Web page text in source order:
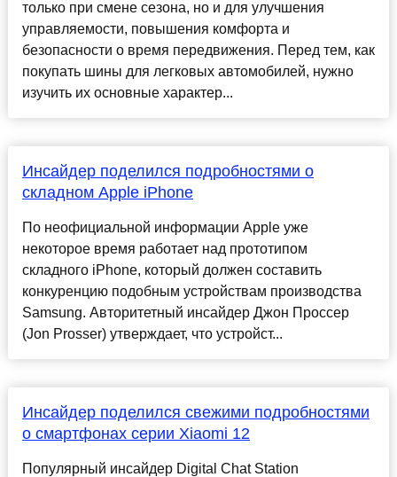
только при смене сезона, но и для улучшения
управляемости, повышения комфорта и
безопасности о время передвижения. Перед тем, как
покупать шины для легковых автомобилей, нужно
изучить их основные характер...
Инсайдер поделился подробностями о
складном Apple iPhone
По неофициальной информации Apple уже
некоторое время работает над прототипом
складного iPhone, который должен составить
конкуренцию подобным устройствам производства
Samsung. Авторитетный инсайдер Джон Проссер
(Jon Prosser) утверждает, что устройст...
Инсайдер поделился свежими подробностями
о смартфонах серии Xiaomi 12
Популярный инсайдер Digital Chat Station